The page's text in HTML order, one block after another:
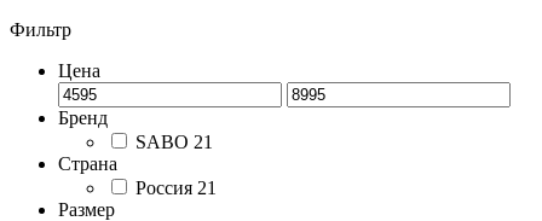
Фильтр
Цена
Бренд
SABO 21
Страна
Россия 21
Размер